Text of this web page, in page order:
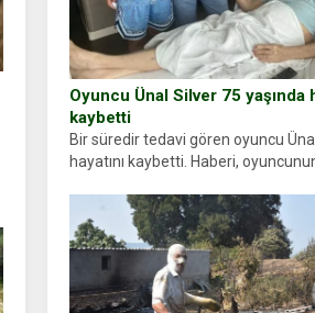
Oyuncu Ünal Silver 75 yaşında
kaybetti
Bir süredir tedavi gören oyuncu
hayatını kaybetti. Haberi,
sosyal medya hesabında “Usta
çok değerli dostumuz...